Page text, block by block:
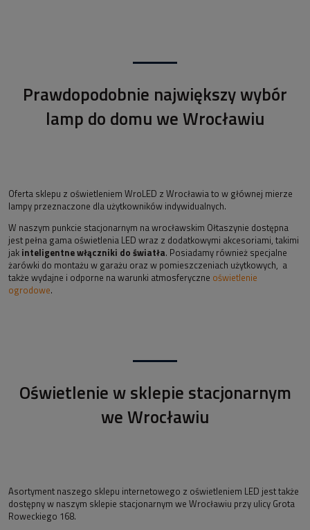
Prawdopodobnie największy wybór
lamp do domu we Wrocławiu
Oferta sklepu z oświetleniem WroLED z Wrocławia to w głównej mierze
lampy przeznaczone dla użytkowników indywidualnych.
W naszym punkcie stacjonarnym na wrocławskim Ołtaszynie dostępna
jest pełna gama oświetlenia LED wraz z dodatkowymi akcesoriami, takimi
jak inteligentne włączniki do światła. Posiadamy również specjalne
żarówki do montażu w garażu oraz w pomieszczeniach użytkowych, a
także wydajne i odporne na warunki atmosferyczne oświetlenie
ogrodowe.
Oświetlenie w sklepie stacjonarnym
we Wrocławiu
Asortyment naszego sklepu internetowego z oświetleniem LED jest także
dostępny w naszym sklepie stacjonarnym we Wrocławiu przy ulicy Grota
Roweckiego 168.